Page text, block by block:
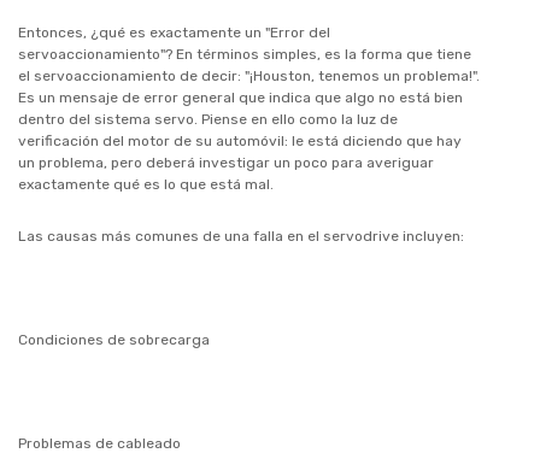
Entonces, ¿qué es exactamente un "Error del
servoaccionamiento"? En términos simples, es la forma que tiene
el servoaccionamiento de decir: "¡Houston, tenemos un problema!".
Es un mensaje de error general que indica que algo no está bien
dentro del sistema servo. Piense en ello como la luz de
verificación del motor de su automóvil: le está diciendo que hay
un problema, pero deberá investigar un poco para averiguar
exactamente qué es lo que está mal.
Las causas más comunes de una falla en el servodrive incluyen:
Condiciones de sobrecarga
Problemas de cableado